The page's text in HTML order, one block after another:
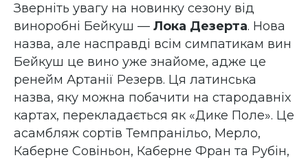
Зверніть увагу на новинку сезону від
виноробні Бейкуш — Лока Дезерта. Нова
назва, але насправді всім симпатикам вин
Бейкуш це вино уже знайоме, адже це
ренейм Артанії Резерв. Ця латинська
назва, яку можна побачити на стародавніх
картах, перекладається як «Дике Поле». Це
асамбляж сортів Темпранільо, Мерло,
Каберне Совіньон, Каберне Фран та Рубін,